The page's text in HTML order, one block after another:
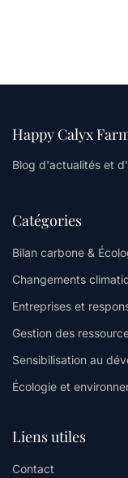
Happy Calyx
Blog d'actualités et
Catégories
Bilan carbone &
Changements
Entreprises et
Gestion des
Sensibilisation au
Écologie et
Liens utiles
Contact